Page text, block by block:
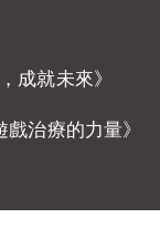
成就未來》
治療的力量》